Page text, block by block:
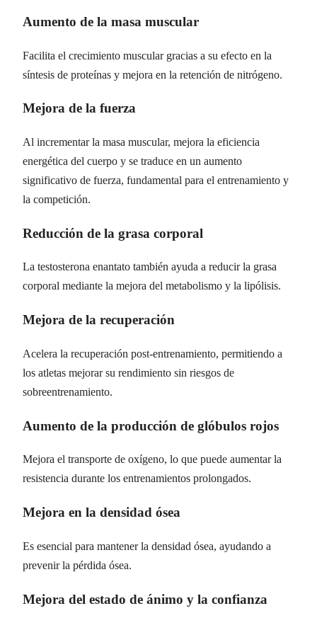
Aumento de la masa muscular
Facilita el crecimiento muscular gracias a su efecto en la
síntesis de proteínas y mejora en la retención de nitrógeno.
Mejora de la fuerza
Al incrementar la masa muscular, mejora la eficiencia
energética del cuerpo y se traduce en un aumento
significativo de fuerza, fundamental para el entrenamiento y
la competición.
Reducción de la grasa corporal
La testosterona enantato también ayuda a reducir la grasa
corporal mediante la mejora del metabolismo y la lipólisis.
Mejora de la recuperación
Acelera la recuperación post-entrenamiento, permitiendo a
los atletas mejorar su rendimiento sin riesgos de
sobreentrenamiento.
Aumento de la producción de glóbulos rojos
Mejora el transporte de oxígeno, lo que puede aumentar la
resistencia durante los entrenamientos prolongados.
Mejora en la densidad ósea
Es esencial para mantener la densidad ósea, ayudando a
prevenir la pérdida ósea.
Mejora del estado de ánimo y la confianza